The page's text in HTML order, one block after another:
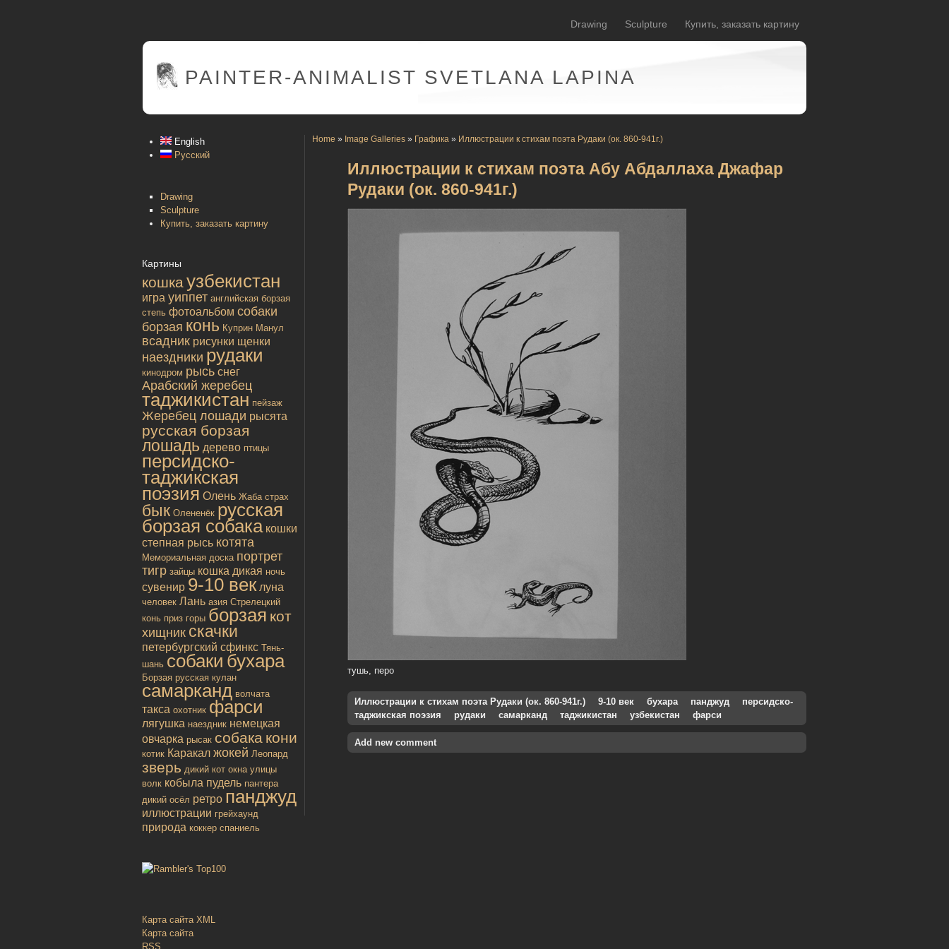
Drawing Sculpture Купить, заказать картину
PAINTER-ANIMALIST SVETLANA LAPINA
English
Русский
Drawing
Sculpture
Купить, заказать картину
Картины
кошкаузбекистан
игра уиппет английская борзая
степь фотоальбом собаки
борзая конь Куприн Манул
всадник рисунки щенки
наездники рудаки
кинодром рысь снег
Арабский жеребец
таджикистан пейзаж
Жеребец лошади рысята
русская борзая
лошадь дерево птицы
персидско-
таджикская
поэзия Олень Жаба страх
бык Олененёк русская
борзая собака кошки
степная рысь котята
Мемориальная доска портрет
тигр зайцы кошка дикая ночь
сувенир 9-10 век луна
человек Лань азия Стрелецкий
конь приз горы борзая кот
хищник скачки
петербургский сфинкс Тянь-
шань собаки бухара
Борзая русская кулан
самарканд волчата
такса охотник фарси
лягушка наездник немецкая
овчарка рысак собака кони
котик Каракал жокей Леопард
зверь дикий кот окна улицы
волк кобыла пудель пантера
дикий осёл ретро панджуд
иллюстрации грейхаунд
природа коккер спаниель
Карта сайта XML
Карта сайта
RSS
Home » Image Galleries » Графика » Иллюстрации к стихам поэта Рудаки (ок. 860-941г.)
Иллюстрации к стихам поэта Абу Абдаллаха Джафар
Рудаки (ок. 860-941г.)
тушь, перо
Иллюстрации к стихам поэта Рудаки (ок. 860-941г.) 9-10 век бухара панджуд
персидско-
таджикская поэзия
рудаки самарканд таджикистан узбекистан фарси
Add new comment